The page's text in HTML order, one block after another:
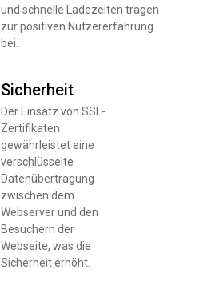
und schnelle Ladezeiten tragen
zur positiven Nutzererfahrung
bei.
Sicherheit
Der Einsatz von SSL-
Zertifikaten
gewährleistet eine
verschlüsselte
Datenübertragung
zwischen dem
Webserver und den
Besuchern der
Webseite, was die
Sicherheit erhöht.